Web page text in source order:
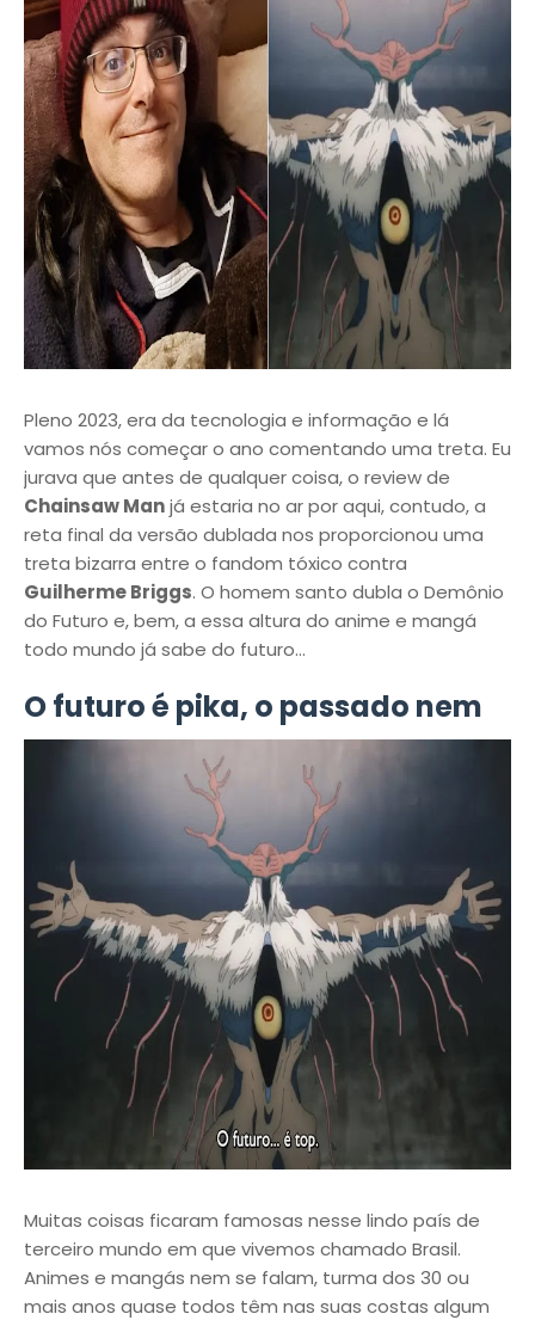
Pleno 2023, era da tecnologia e informação e lá
vamos nós começar o ano comentando uma treta. Eu
jurava que antes de qualquer coisa, o review de
Chainsaw Manjá estaria no ar por aqui, contudo, a
reta final da versão dublada nos proporcionou uma
treta bizarra entre o fandom tóxico contra
Guilherme Briggs. O homem santo dubla o Demônio
do Futuro e, bem, a essa altura do anime e mangá
todo mundo já sabe do futuro...
O futuro é pika, o passado nem
Muitas coisas ficaram famosas nesse lindo país de
terceiro mundo em que vivemos chamado Brasil.
Animes e mangás nem se falam, turma dos 30 ou
mais anos quase todos têm nas suas costas algum